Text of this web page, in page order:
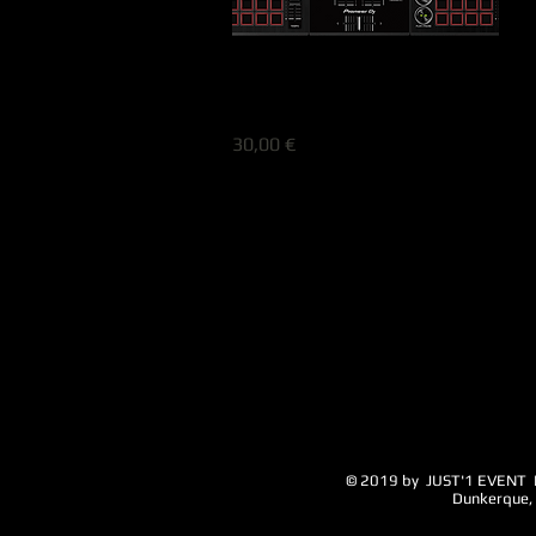
Prix
30,00 €
© 2019 by JUST'1 EVENT